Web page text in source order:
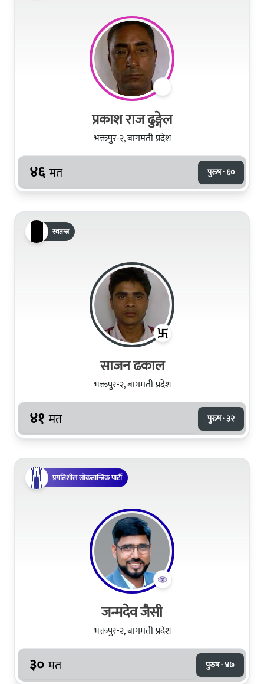
प्रकाश राज ढुङ्गेल
भक्तपुर-२, बागमती प्रदेश
४६ मत पुरुष · ६०
स्वतन्त्र
साजन ढकाल
भक्तपुर-२, बागमती प्रदेश
४१ मत पुरुष · ३२
प्रगतिशील लोकतान्त्रिक पार्टी
जन्मदेव जैसी
भक्तपुर-२, बागमती प्रदेश
३० मत पुरुष · ४७